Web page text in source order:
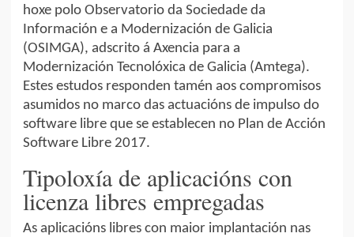
hoxe polo Observatorio da Sociedade da
Información e a Modernización de Galicia
(OSIMGA), adscrito á Axencia para a
Modernización Tecnolóxica de Galicia (Amtega).
Estes estudos responden tamén aos compromisos
asumidos no marco das actuacións de impulso do
software libre que se establecen no Plan de Acción
Software Libre 2017.
Tipoloxía de aplicacións con
licenza libres empregadas
As aplicacións libres con maior implantación nas